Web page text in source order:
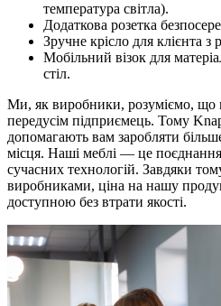
температура світла).
Додаткова розетка
Зручне крісло для клієнта
Мобільний візок для
стіл.
Ми, як виробники, розуміємо, що
передусім підприємець. Тому
допомагають вам заробляти
місця. Наші меблі — це поєднання
сучасних технологій. Завдяки
виробниками, ціна на нашу
доступною без втрати якості.